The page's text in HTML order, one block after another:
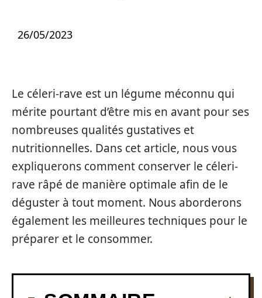
26/05/2023
Le céleri-rave est un légume méconnu qui
mérite pourtant d’être mis en avant pour ses
nombreuses qualités gustatives et
nutritionnelles. Dans cet article, nous vous
expliquerons comment conserver le céleri-
rave râpé de manière optimale afin de le
déguster à tout moment. Nous aborderons
également les meilleures techniques pour le
préparer et le consommer.